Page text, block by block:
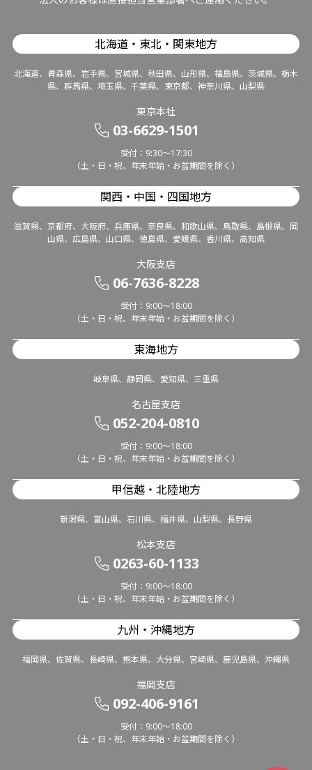
北海道・東北・関東地方
北海道、青森県、岩手県、宮城県、秋田県、山形県、福島県、茨城県、栃木
県、群馬県、埼玉県、千葉県、東京都、神奈川県、山梨県
東京本社
03-6629-1501
受付：9:30～17:30
（土・日・祝、年末年始・お盆期間を除く）
関西・中国・四国地方
滋賀県、京都府、大阪府、兵庫県、奈良県、和歌山県、鳥取県、島根県、岡
山県、広島県、山口県、徳島県、愛媛県、香川県、高知県
大阪支店
06-7636-8228
受付：9:00～18:00
（土・日・祝、年末年始・お盆期間を除く）
東海地方
岐阜県、静岡県、愛知県、三重県
名古屋支店
052-204-0810
受付：9:00～18:00
（土・日・祝、年末年始・お盆期間を除く）
甲信越・北陸地方
新潟県、富山県、石川県、福井県、山梨県、長野県
松本支店
0263-60-1133
受付：9:00～18:00
（土・日・祝、年末年始・お盆期間を除く）
九州・沖縄地方
福岡県、佐賀県、長崎県、熊本県、大分県、宮崎県、鹿児島県、沖縄県
福岡支店
092-406-9161
受付：9:00～18:00
（土・日・祝、年末年始・お盆期間を除く）